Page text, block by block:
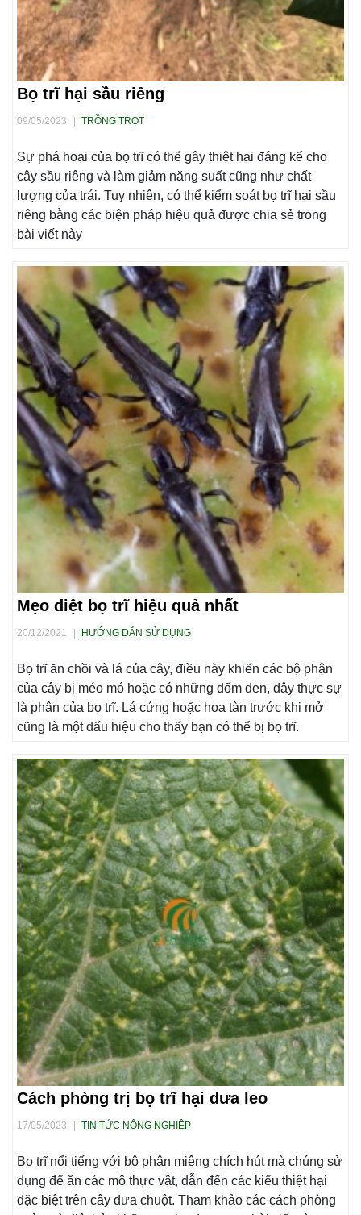
Bọ trĩ hại sầu riêng
09/05/2023 TRỒNG TRỌT
Sự phá hoại của bọ trĩ có thể gây thiệt hại đáng kể cho
cây sầu riêng và làm giảm năng suất cũng như chất
lượng của trái. Tuy nhiên, có thể kiểm soát bọ trĩ hại sầu
riêng bằng các biện pháp hiệu quả được chia sẻ trong
bài viết này
Mẹo diệt bọ trĩ hiệu quả nhất
20/12/2021 HƯỚNG DẪN SỬ DỤNG
Bọ trĩ ăn chồi và lá của cây, điều này khiến các bộ phận
của cây bị méo mó hoặc có những đốm đen, đây thực sự
là phân của bọ trĩ. Lá cứng hoặc hoa tàn trước khi mở
cũng là một dấu hiệu cho thấy bạn có thể bị bọ trĩ.
Cách phòng trị bọ trĩ hại dưa leo
17/05/2023 TIN TỨC NÔNG NGHIỆP
Bọ trĩ nổi tiếng với bộ phận miệng chích hút mà chúng sử
dụng để ăn các mô thực vật, dẫn đến các kiểu thiệt hại
đặc biệt trên cây dưa chuột. Tham khảo các cách phòng